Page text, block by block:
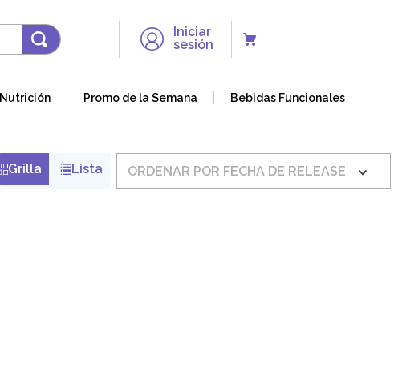
Iniciar
sesión
Nutrición Promo de la Semana Bebidas Funcionales
ORDENAR POR FECHA DE RELEASE